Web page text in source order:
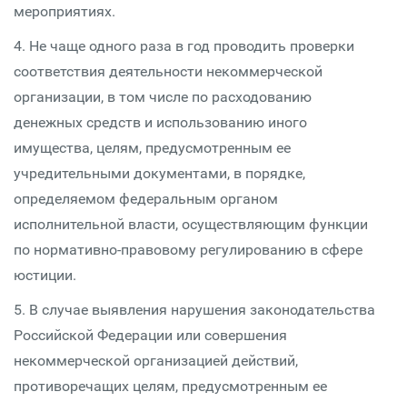
мероприятиях.
4. Не чаще одного раза в год проводить проверки
соответствия деятельности некоммерческой
организации, в том числе по расходованию
денежных средств и использованию иного
имущества, целям, предусмотренным ее
учредительными документами, в порядке,
определяемом федеральным органом
исполнительной власти, осуществляющим функции
по нормативно-правовому регулированию в сфере
юстиции.
5. В случае выявления нарушения законодательства
Российской Федерации или совершения
некоммерческой организацией действий,
противоречащих целям, предусмотренным ее